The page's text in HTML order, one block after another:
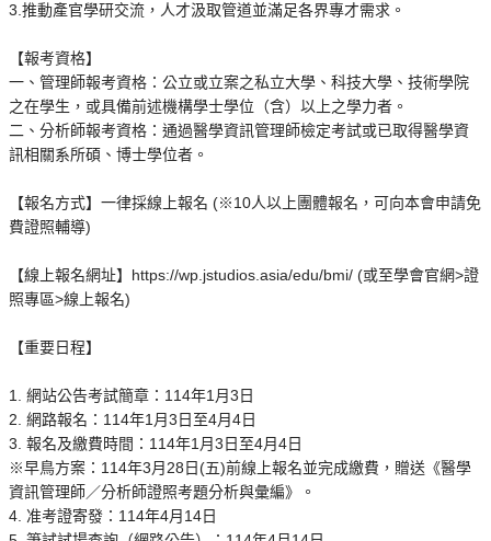
3.推動產官學研交流，人才汲取管道並滿足各界專才需求。
【報考資格】
一、管理師報考資格：公立或立案之私立大學、科技大學、技術學院
之在學生，或具備前述機構學士學位（含）以上之學力者。
二、分析師報考資格：通過醫學資訊管理師檢定考試或已取得醫學資
訊相關系所碩、博士學位者。
【報名方式】一律採線上報名 (※10人以上團體報名，可向本會申請免
費證照輔導)
【線上報名網址】https://wp.jstudios.asia/edu/bmi/ (或至學會官網>證
照專區>線上報名)
【重要日程】
1. 網站公告考試簡章：114年1月3日
2. 網路報名：114年1月3日至4月4日
3. 報名及繳費時間：114年1月3日至4月4日
※早鳥方案：114年3月28日(五)前線上報名並完成繳費，贈送《醫學
資訊管理師／分析師證照考題分析與彙編》。
4. 准考證寄發：114年4月14日